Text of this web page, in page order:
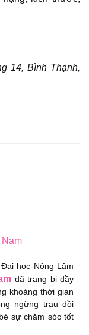
14, Bình Thạnh,
Nam
học Nông Lâm
đã trang bị đầy
khoảng thời gian
ngừng trau dồi
sự chăm sóc tốt